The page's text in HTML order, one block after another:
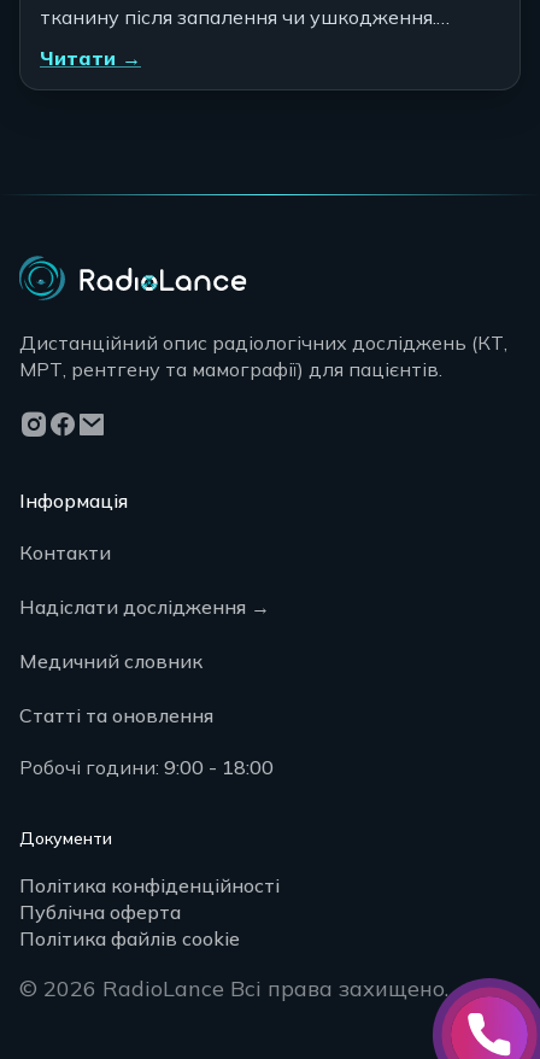
тканину після запалення чи ушкодження.…
Читати →
Дистанційний опис радіологічних досліджень (КТ,
МРТ, рентгену та мамографії) для пацієнтів.
Інформація
Контакти
Надіслати дослідження →
Медичний словник
Статті та оновлення
Робочі години: 9:00 - 18:00
Документи
Політика конфіденційності
Публічна оферта
Політика файлів cookie
© 2026 RadioLance Всі права захищено.